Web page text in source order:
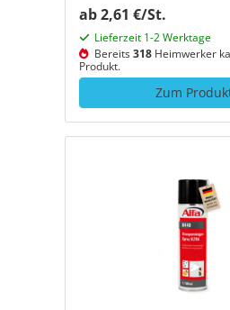
ab 2,61 €/St.
Lieferzeit 1-2 Werktage
Bereits318 Heimwerker
Produkt.
Zum